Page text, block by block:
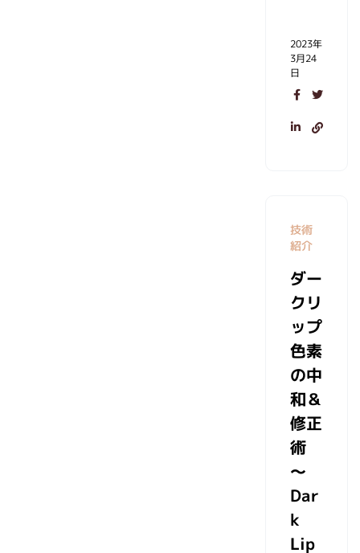
2023年
3月24
日
技術
紹介
ダー
クリ
ップ
色素
の中
和＆
修正
術
～
Dar
k
Lip